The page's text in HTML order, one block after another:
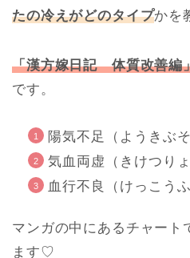
たの冷えがどのタイプかを
「漢方嫁日記 体質改善編
です。
陽気不足（ようきぶそ
気血両虚（きけつりょ
血行不良（けっこう
マンガの中にあるチャート
ます♡